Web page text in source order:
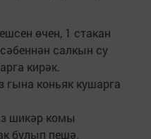
өчен, 1 стакан
салкын су
кирәк.
гына коньяк кушарга
шикәр комы
булып пешә.